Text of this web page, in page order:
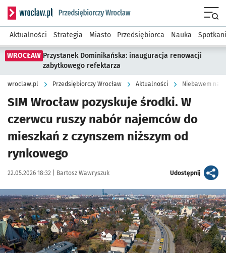
Serwis informacyjny wroclaw.pl podserwis: Strategia
Aktualności Strategia Miasto Przedsiębiorca Nauka
WROCŁAW Przystanek Dominikańska: inauguracja renowacji
zabytkowego refektarza
wroclaw.pl Przedsiębiorczy Wrocław Aktualności Niebawem
SIM Wrocław pozyskuje środki. W
czerwcu ruszy nabór najemców do
mieszkań z czynszem niższym od
rynkowego
Data publikacji:
22.05.2026 18:32 | Autor:
Bartosz Wawryszuk Udostępnijartykuł
Kliknij, aby powiększyć